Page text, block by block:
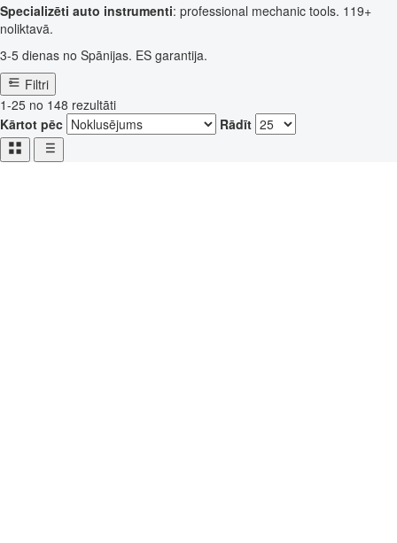
Specializēti auto instrumenti: professional mechanic tools. 119+
noliktavā.
3-5 dienas no Spānijas. ES garantija.
Filtri
1-25 no 148 rezultāti
Kārtot pēc
Rādīt